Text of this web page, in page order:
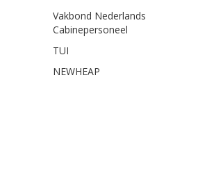
Vakbond Nederlands
Cabinepersoneel
TUI
NEWHEAP